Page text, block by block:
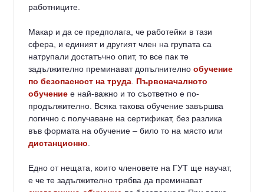
работниците.
Макар и да се предполага, че работейки в тази
сфера, и единият и другият член на групата са
натрупали достатъчно опит, то все пак те
задължително преминават допълнителнообучение
по безопасност на труда Първоначалното
обучение е най-важно и то съответно е по-
продължително. Всяка такова обучение завършва
логично с получаване на сертификат, без разлика
във формата на обучение – било то на място или
дистанционно
Едно от нещата, които членовете на ГУТ ще научат,
е че те задължително трябва да преминават